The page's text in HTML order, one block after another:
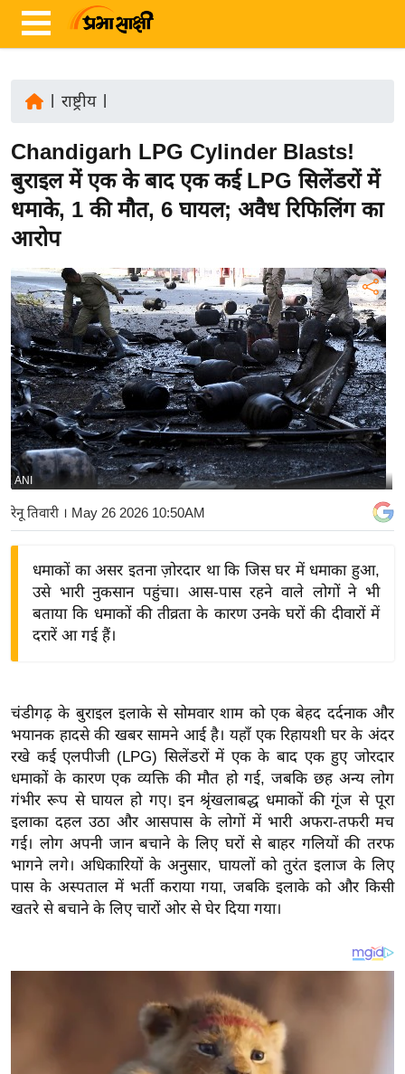
ज़ा
ख
ब
र
ष्ट्री
य
अं
त
र्रा
ष्ट्री
य
बि
ज़
ने
स
द्यो
शे
ष
ज्ञ
रा
य
ब
ज
ट
खे
क्रि
राष्ट्रीय|
Chandigarh LPG Cylinder Blasts!
बुराइल में एक के बाद एक कई LPG सिलेंडरों में
धमाके, 1 की मौत, 6 घायल; अवैध रिफिलिंग का
आरोप
ANI
रेनू तिवारी । May 26 2026 10:50AM
धमाकों का असर इतना ज़ोरदार था कि जिस घर में धमाका हुआ,
उसे भारी नुकसान पहुंचा। आस-पास रहने वाले लोगों ने भी
बताया कि धमाकों की तीव्रता के कारण उनके घरों की दीवारों में
दरारें आ गई हैं।
चंडीगढ़ के बुराइल इलाके से सोमवार शाम को एक बेहद दर्दनाक और
भयानक हादसे की खबर सामने आई है। यहाँ एक रिहायशी घर के अंदर
रखे कई एलपीजी (LPG) सिलेंडरों में एक के बाद एक हुए जोरदार
धमाकों के कारण एक व्यक्ति की मौत हो गई, जबकि छह अन्य लोग
गंभीर रूप से घायल हो गए। इन श्रृंखलाबद्ध धमाकों की गूंज से पूरा
इलाका दहल उठा और आसपास के लोगों में भारी अफरा-तफरी मच
गई। लोग अपनी जान बचाने के लिए घरों से बाहर गलियों की तरफ
भागने लगे।अधिकारियों के अनुसार, घायलों को तुरंत इलाज के लिए
पास के अस्पताल में भर्ती कराया गया, जबकि इलाके को और किसी
खतरे से बचाने के लिए चारों ओर से घेर दिया गया।